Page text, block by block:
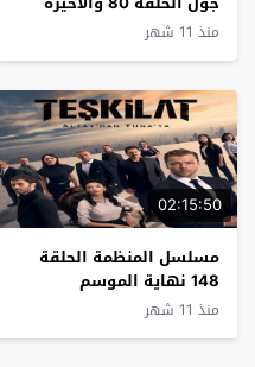
منذ 11 شهر
02:15:50
مسلسل المنظمة الحلقة
148 نهاية الموسم
منذ 11 شهر